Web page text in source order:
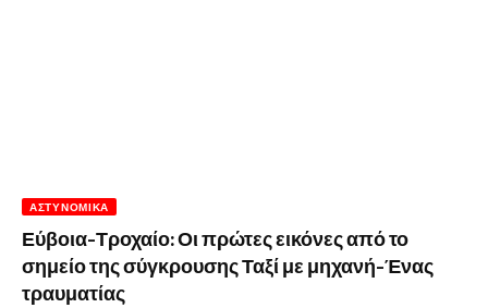
ΑΣΤΥΝΟΜΙΚΆ
Εύβοια-Τροχαίο: Οι πρώτες εικόνες από το
σημείο της σύγκρουσης Ταξί με μηχανή-Ένας
τραυματίας